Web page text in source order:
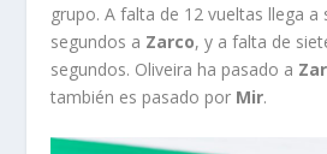
grupo. A falta de 12 vueltas llega a
segundos a Zarco, y a falta de
segundos. Oliveira ha pasado a
también es pasado por Mir.